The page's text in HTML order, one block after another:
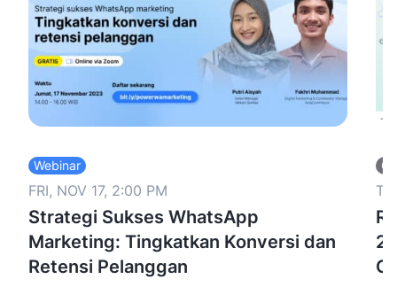
Webinar
FRI, NOV 17, 2:00 PM
Strategi Sukses WhatsApp
Marketing: Tingkatkan Konversi dan
Retensi Pelanggan